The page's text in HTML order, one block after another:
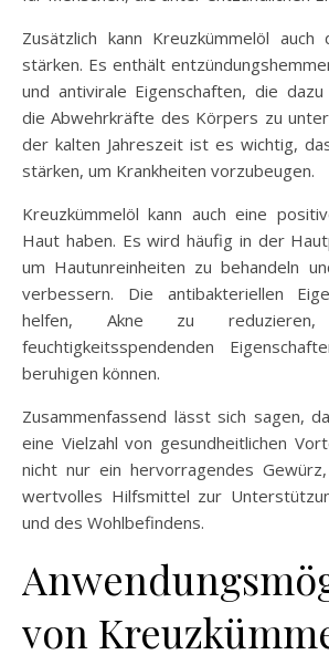
Zusätzlich kann Kreuzkümmelöl auch
stärken. Es enthält
und antivirale Eigenschaften, die
die Abwehrkräfte des Körpers zu
der kalten Jahreszeit ist es wichtig,
stärken, um Krankheiten vorzubeugen.
Kreuzkümmelöl kann auch eine
Haut haben. Es wird häufig in der
um Hautunreinheiten zu behandeln
verbessern. Die antibakteriellen
helfen, Akne zu
feuchtigkeitsspendenden
beruhigen können.
Zusammenfassend lässt sich sagen,
eine Vielzahl von gesundheitlichen
nicht nur ein hervorragendes
wertvolles Hilfsmittel zur
und des Wohlbefindens.
von